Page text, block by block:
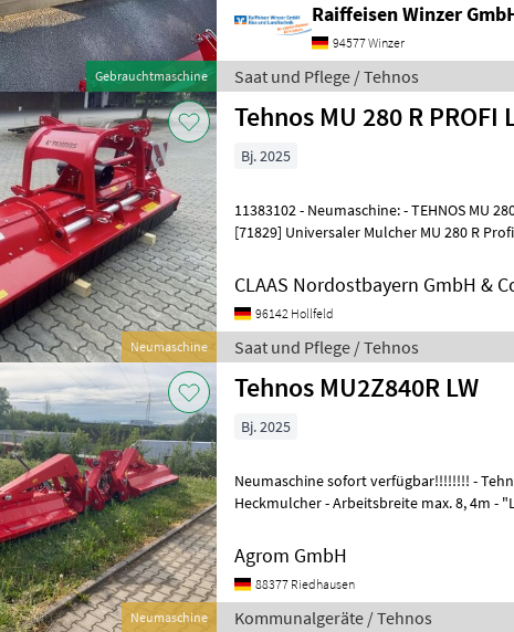
Gebrauchtmaschine
Raiffeisen Winzer
94577 Winzer
Saat und Pflege / Tehnos
Neumaschine
Tehnos MU 280 R PROFI
Bj. 2025
11383102 - Neumaschine: - TEHNOS MU
[71829] Universaler Mulcher MU 280 R
CLAAS Nordostbayern GmbH &
96142 Hollfeld
Saat und Pflege / Tehnos
Neumaschine
Tehnos MU2Z840R LW
Bj. 2025
Neumaschine sofort verfügbar!!!!!!!! - Tehnos Mulcher MU2Z 840 R.
Heckmulcher - Arbeitsbreite max. 8, 4m -
Agrom GmbH
88377 Riedhausen
Kommunalgeräte / Tehnos